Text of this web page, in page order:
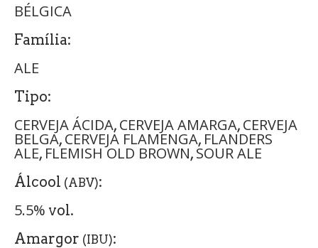
BÉLGICA
Família:
ALE
Tipo:
CERVEJA ÁCIDA, CERVEJA AMARGA, CERVEJA
BELGA, CERVEJA FLAMENGA, FLANDERS
ALE, FLEMISH OLD BROWN, SOUR ALE
Álcool (ABV):
5.5% vol.
Amargor (IBU):